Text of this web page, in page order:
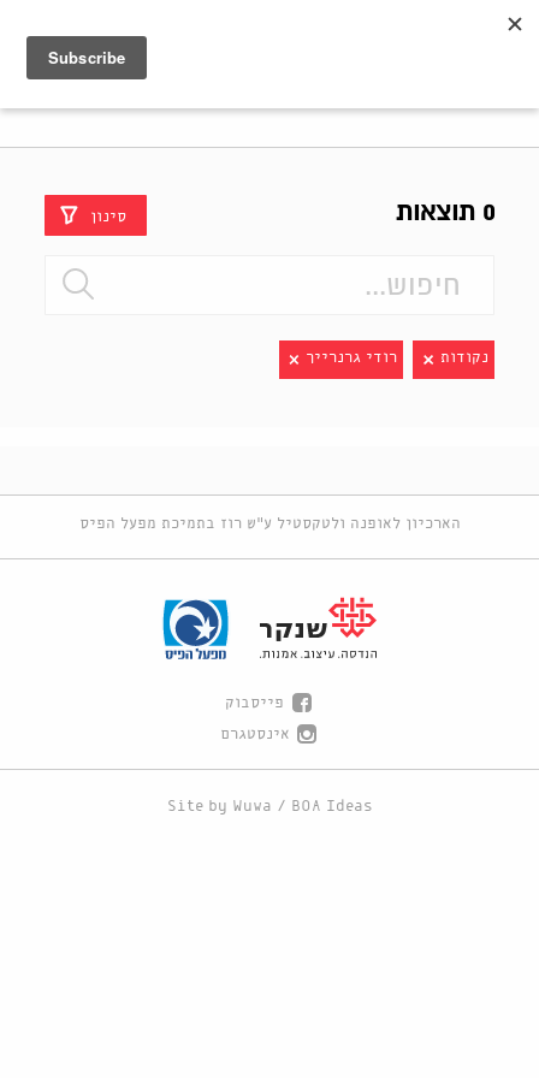
0 תוצאות סינון
נקודות רודי גרנרייך
הארכיון לאופנה ולטקסטיל ע"ש רוז בתמיכת מפעל הפיס
פייסבוק
אינסטגרם
Site by Wuwa / BOA Ideas